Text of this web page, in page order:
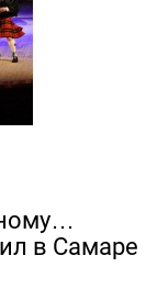
в Самаре